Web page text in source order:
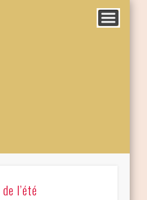
l’été